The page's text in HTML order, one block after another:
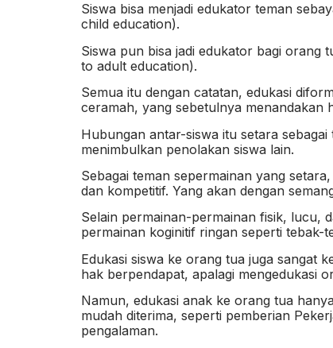
Siswa bisa menjadi edukator teman
child education).
Siswa pun bisa jadi edukator bagi orang
to adult education).
Semua itu dengan catatan, edukasi
ceramah, yang sebetulnya menandakan
Hubungan antar-siswa itu setara
menimbulkan penolakan siswa lain.
Sebagai teman sepermainan yang
dan kompetitif. Yang akan dengan
Selain permainan-permainan fisik, lucu,
permainan koginitif ringan seperti tebak-
Edukasi siswa ke orang tua juga sangat
hak berpendapat, apalagi mengedukasi
Namun, edukasi anak ke orang tua
mudah diterima, seperti pemberian
pengalaman.